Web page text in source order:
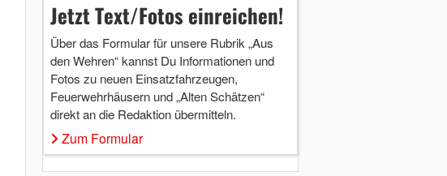
Jetzt Text/Fotos einreichen!
Über das Formular für unsere Rubrik „Aus
den Wehren“ kannst Du Informationen und
Fotos zu neuen Einsatzfahrzeugen,
Feuerwehrhäusern und „Alten Schätzen“
direkt an die Redaktion übermitteln.
Zum Formular